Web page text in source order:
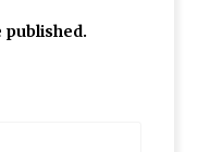
published.